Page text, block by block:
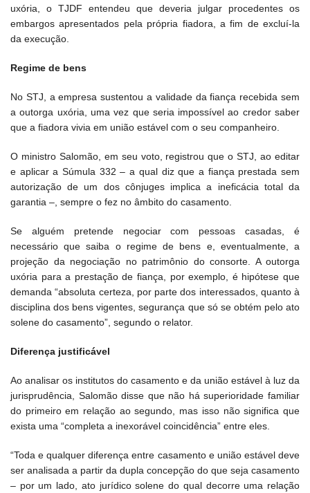
uxória, o TJDF entendeu que deveria julgar procedentes os
embargos apresentados pela própria fiadora, a fim de excluí-la
da execução.
Regime de bens
No STJ, a empresa sustentou a validade da fiança recebida sem
a outorga uxória, uma vez que seria impossível ao credor saber
que a fiadora vivia em união estável com o seu companheiro.
O ministro Salomão, em seu voto, registrou que o STJ, ao editar
e aplicar a Súmula 332 – a qual diz que a fiança prestada sem
autorização de um dos cônjuges implica a ineficácia total da
garantia –, sempre o fez no âmbito do casamento.
Se alguém pretende negociar com pessoas casadas, é
necessário que saiba o regime de bens e, eventualmente, a
projeção da negociação no patrimônio do consorte. A outorga
uxória para a prestação de fiança, por exemplo, é hipótese que
demanda “absoluta certeza, por parte dos interessados, quanto à
disciplina dos bens vigentes, segurança que só se obtém pelo ato
solene do casamento”, segundo o relator.
Diferença justificável
Ao analisar os institutos do casamento e da união estável à luz da
jurisprudência, Salomão disse que não há superioridade familiar
do primeiro em relação ao segundo, mas isso não significa que
exista uma “completa a inexorável coincidência” entre eles.
“Toda e qualquer diferença entre casamento e união estável deve
ser analisada a partir da dupla concepção do que seja casamento
– por um lado, ato jurídico solene do qual decorre uma relação